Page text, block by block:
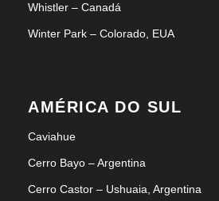
Whistler – Canadá
Winter Park – Colorado, EUA
AMÉRICA DO SUL
Caviahue
Cerro Bayo – Argentina
Cerro Castor – Ushuaia, Argentina